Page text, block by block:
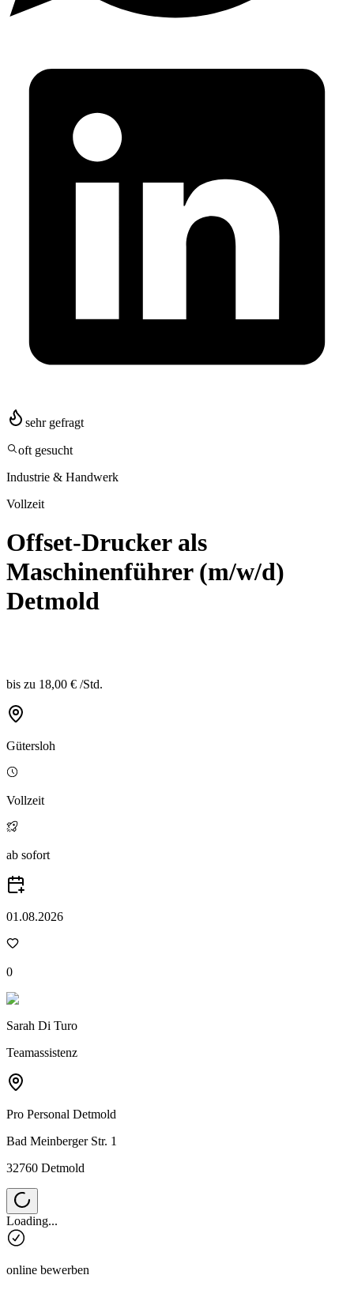
sehr gefragt
oft gesucht
Industrie & Handwerk
Vollzeit
Offset-Drucker als
Maschinenführer (m/w/d)
Detmold
bis zu 18,00 € /Std.
Gütersloh
Vollzeit
ab sofort
01.08.2026
0
Sarah Di Turo
Teamassistenz
Pro Personal Detmold
Bad Meinberger Str. 1
32760 Detmold
Loading...
online bewerben